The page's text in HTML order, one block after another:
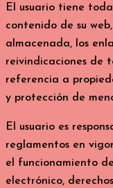
El usuario tiene
contenido de su
almacenada, los
reivindicaciones de
referencia a
y protección de
El usuario es
reglamentos en
el funcionamiento
electrónico,